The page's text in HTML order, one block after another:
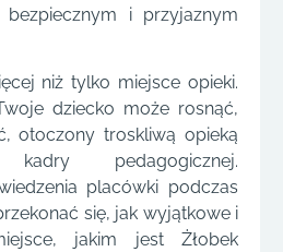
i przyjaznym
niż tylko miejsce opieki.
dziecko może rosnąć,
otoczony troskliwą opieką
kadry pedagogicznej.
placówki podczas
się, jak wyjątkowe i
jakim jest Żłobek